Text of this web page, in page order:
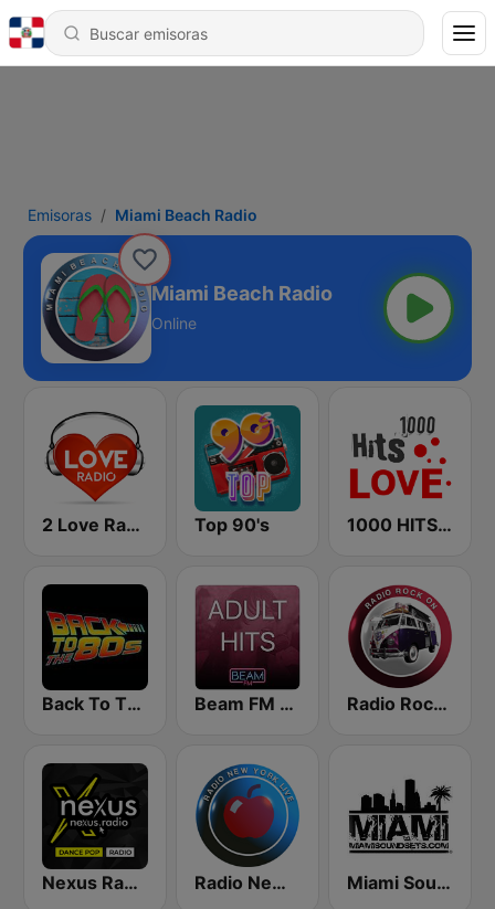
Emisoras Miami Beach Radio
Miami Beach Radio
Online
2 Love Radio Top 90's 1000 HITS Love
Back To The 80's Radio Beam FM - Adult Hits Radio Rock On
Nexus Radio Dance Radio New York Live Miami SoundSets